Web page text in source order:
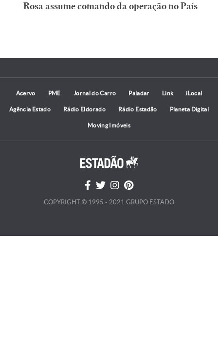
Rosa assume comando da operação no País
Acervo PME Jornal do Carro Paladar Link iLocal
Agência Estado Rádio Eldorado Rádio Estadão Planeta Digital
Moving Imóveis
COPYRIGHT © 1995 - 2021 GRUPO ESTADO